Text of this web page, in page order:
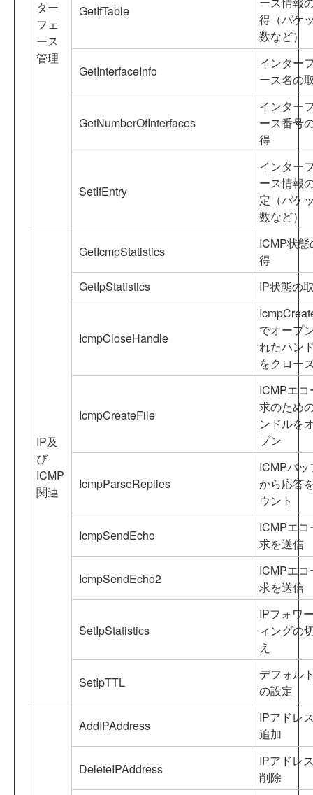
ター
フェ
ース
管理
GetIfTable
得（パケ
数など）
GetInterfaceInfo
インター
ース名の
GetNumberOfInterfaces
インター
ース番号
得
SetIfEntry
インター
ース情報
定（パケ
数など）
IP及
び
ICMP
関連
GetIcmpStatistics
ICMP状態
得
GetIpStatistics
IP状態の
IcmpCloseHandle
でオープ
れたハン
をクロー
IcmpCreateFile
ICMPエコ
求のため
ンドルを
プン
IcmpParseReplies
ICMPバッ
から応答
ウント
IcmpSendEcho
ICMPエコ
求を送信
IcmpSendEcho2
ICMPエコ
求を送信
SetIpStatistics
IPフォワ
ィングの
え
SetIpTTL
デフォル
の設定
AddIPAddress
IPアドレ
追加
DeleteIPAddress
IPアドレ
削除